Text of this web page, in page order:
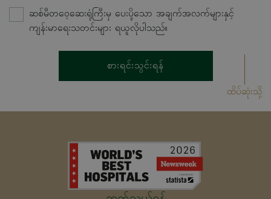
ဆစ်မီတဝေ့ဆေးရုံကြီးမှ ပေးပို့သော အချက်အလက်များနှင့်
ကျန်းမာရေးသတင်းများ ရယူလိုပါသည်။
စားရင်းသွင်းရန်
ထိပ်ဆုံးသို့